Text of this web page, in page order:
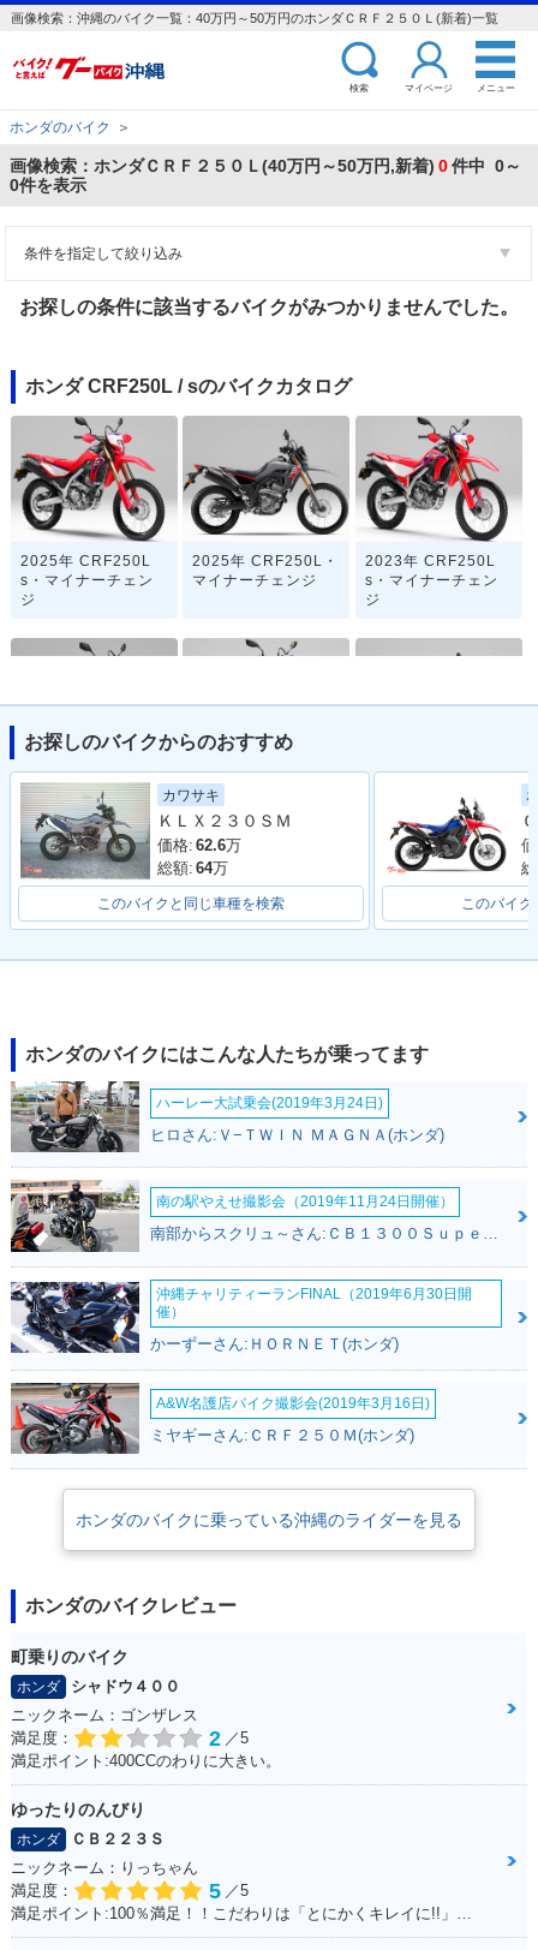
画像検索：沖縄のバイク一覧：40万円～50万円のホンダＣＲＦ２５０Ｌ(新着)一覧
検索 マイページ メニュー
ホンダのバイク ＞
画像検索：ホンダＣＲＦ２５０Ｌ(40万円～50万円,新着) 0件中 0～
0件を表示
条件を指定して絞り込み
お探しの条件に該当するバイクがみつかりませんでした。
ホンダ CRF250L / sのバイクカタログ
2025年 CRF250L
s・マイナーチェン
ジ
2025年 CRF250L・
マイナーチェンジ
2023年 CRF250L
s・マイナーチェン
ジ
2023年 CRF250L・
マイナーチェンジ
2021年 CRF250L
s・フルモデルチェ
ンジ
フルモデルチェンジ
2017年 CRF250L・
マイナーチェンジ
2015年 CRF250L・
カラーチェンジ
2012年 CRF250L・
新登場
お探しのバイクからのおすすめ
カワサキ
ＫＬＸ２３０ＳＭ
価格: 62.6万
総額: 64万
このバイクと同じ車種を検索 このバイク
ホンダのバイクにはこんな人たちが乗ってます
ハーレー大試乗会(2019年3月24日)
ヒロさん:Ｖ−ＴＷＩＮ ＭＡＧＮＡ(ホンダ)
南の駅やえせ撮影会（2019年11月24日開催）
南部からスクリュ～さん:ＣＢ１３００Ｓｕｐｅｒ Ｆｏｕｒ(ホンダ)
沖縄チャリティーランFINAL（2019年6月30日開
催）
かーずーさん:ＨＯＲＮＥＴ(ホンダ)
A&W名護店バイク撮影会(2019年3月16日)
ミヤギーさん:ＣＲＦ２５０Ｍ(ホンダ)
ホンダのバイクに乗っている沖縄のライダーを見る
ホンダのバイクレビュー
町乗りのバイク
ホンダ
シャドウ４００
ニックネーム：ゴンザレス
満足度：
2 ／5
満足ポイント:400CCのわりに大きい。
ゆったりのんびり
ホンダ
ＣＢ２２３Ｓ
ニックネーム：りっちゃん
満足度：
5 ／5